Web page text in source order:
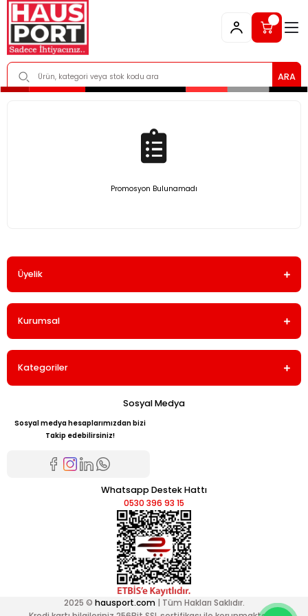
ARA
Promosyon Bulunamadı
Üyelik
Kurumsal
Kategoriler
Sosyal Medya
Sosyal medya hesaplarımızdan bizi
Takip edebilirsiniz!
Whatsapp Destek Hattı
0530 396 93 15
2025 © hausport.com | Tüm Hakları Saklıdır.